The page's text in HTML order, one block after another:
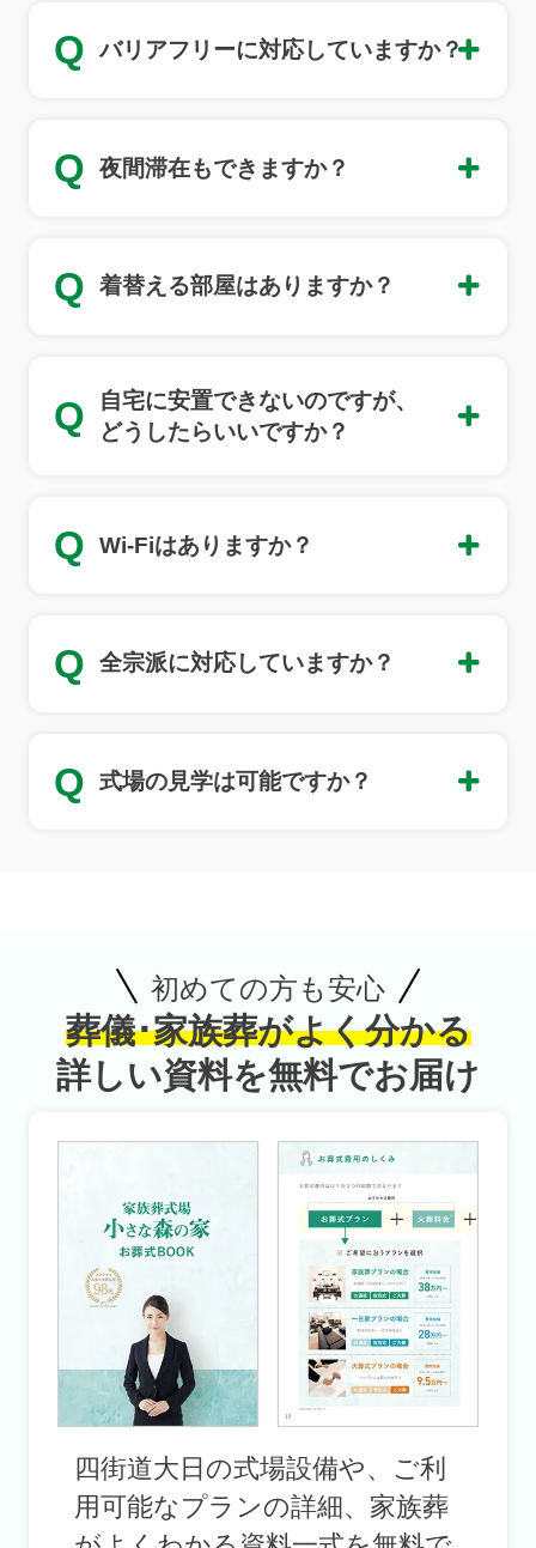
Q バリアフリーに対応していますか？
Q 夜間滞在もできますか？
Q 着替える部屋はありますか？
Q
自宅に安置できないのですが、
どうしたらいいですか？
Q Wi-Fiはありますか？
Q 全宗派に対応していますか？
Q 式場の見学は可能ですか？
初めての方も安心
葬儀･家族葬がよく分かる
詳しい資料を無料でお届け
四街道大日の式場設備や、ご利
用可能なプランの詳細、家族葬